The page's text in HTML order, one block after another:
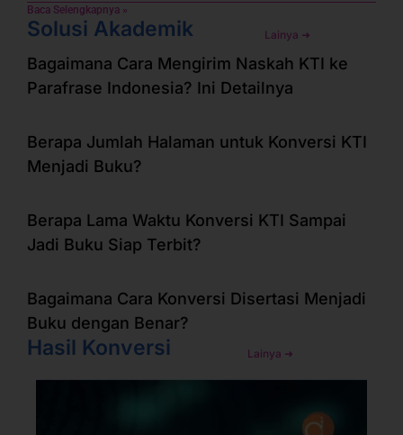
Baca Selengkapnya »
Solusi Akademik Lainya ➜
Bagaimana Cara Mengirim Naskah KTI ke
Parafrase Indonesia? Ini Detailnya
Berapa Jumlah Halaman untuk Konversi KTI
Menjadi Buku?
Berapa Lama Waktu Konversi KTI Sampai
Jadi Buku Siap Terbit?
Bagaimana Cara Konversi Disertasi Menjadi
Buku dengan Benar?
Hasil Konversi Lainya ➜